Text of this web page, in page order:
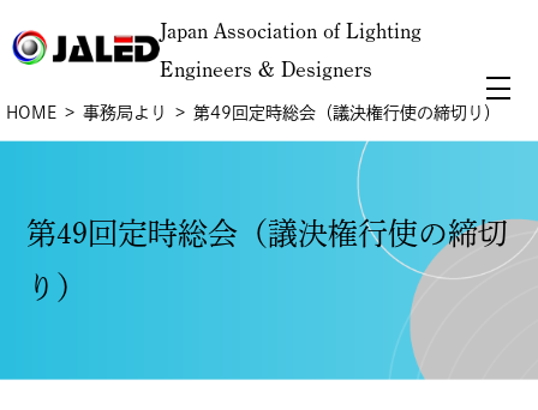
Japan Association of Lighting
Engineers & Designers
HOME 事務局より 第49回定時総会（議決権行使の締切り）
第49回定時総会（議決権行使の締切
り）